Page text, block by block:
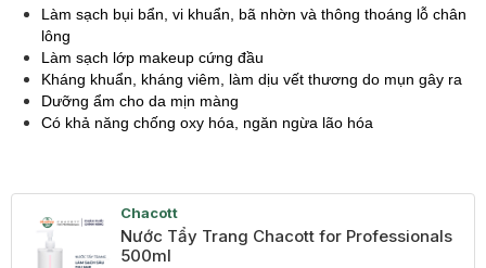
Làm sạch bụi bẩn, vi khuẩn, bã nhờn và thông thoáng lỗ chân
lông
Làm sạch lớp makeup cứng đầu
Kháng khuẩn, kháng viêm, làm dịu vết thương do mụn gây ra
Dưỡng ẩm cho da mịn màng
Có khả năng chống oxy hóa, ngăn ngừa lão hóa
Chacott
Nước Tẩy Trang Chacott for Professionals
500ml